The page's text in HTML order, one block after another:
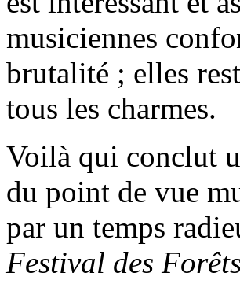
musiciennes
brutalité ; elles
tous les charmes.
Voilà qui conclut
du point de vue
par un temps
Festival des Forêts